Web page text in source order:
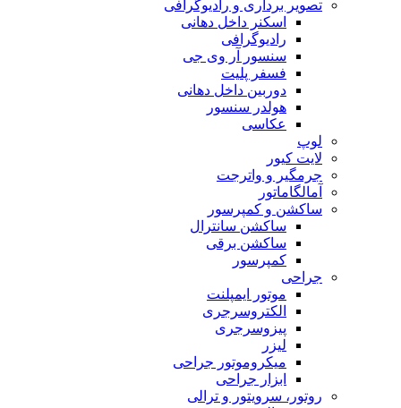
تصویر برداری و رادیوگرافی
اسکنر داخل دهانی
رادیوگرافی
سنسور آر وی جی
فسفر پلیت
دوربین داخل دهانی
هولدر سنسور
عکاسی
لوپ
لایت کیور
جرمگیر و واترجت
آمالگاماتور
ساکشن و کمپرسور
ساکشن سانترال
ساکشن برقی
کمپرسور
جراحی
موتور ایمپلنت
الکتروسرجری
پیزوسرجری
لیزر
میکروموتور جراحی
ابزار جراحی
روتور، سرویتور و ترالی